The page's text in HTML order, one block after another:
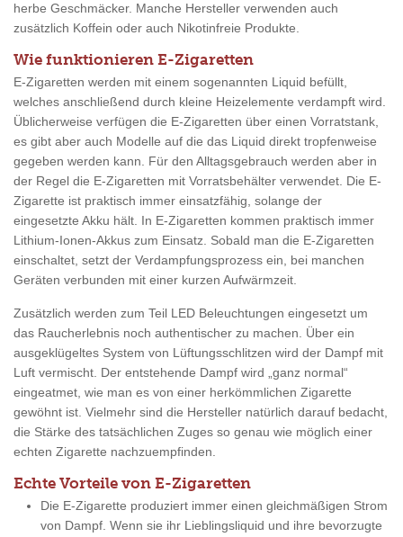
herbe Geschmäcker. Manche Hersteller verwenden auch
zusätzlich Koffein oder auch Nikotinfreie Produkte.
Wie funktionieren E-Zigaretten
E-Zigaretten werden mit einem sogenannten Liquid befüllt,
welches anschließend durch kleine Heizelemente verdampft wird.
Üblicherweise verfügen die E-Zigaretten über einen Vorratstank,
es gibt aber auch Modelle auf die das Liquid direkt tropfenweise
gegeben werden kann. Für den Alltagsgebrauch werden aber in
der Regel die E-Zigaretten mit Vorratsbehälter verwendet. Die E-
Zigarette ist praktisch immer einsatzfähig, solange der
eingesetzte Akku hält. In E-Zigaretten kommen praktisch immer
Lithium-Ionen-Akkus zum Einsatz. Sobald man die E-Zigaretten
einschaltet, setzt der Verdampfungsprozess ein, bei manchen
Geräten verbunden mit einer kurzen Aufwärmzeit.
Zusätzlich werden zum Teil LED Beleuchtungen eingesetzt um
das Raucherlebnis noch authentischer zu machen. Über ein
ausgeklügeltes System von Lüftungsschlitzen wird der Dampf mit
Luft vermischt. Der entstehende Dampf wird „ganz normal“
eingeatmet, wie man es von einer herkömmlichen Zigarette
gewöhnt ist. Vielmehr sind die Hersteller natürlich darauf bedacht,
die Stärke des tatsächlichen Zuges so genau wie möglich einer
echten Zigarette nachzuempfinden.
Echte Vorteile von E-Zigaretten
Die E-Zigarette produziert immer einen gleichmäßigen Strom
von Dampf. Wenn sie ihr Lieblingsliquid und ihre bevorzugte